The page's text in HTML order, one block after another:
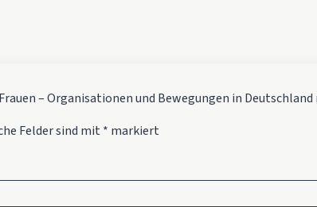
– Organisationen und Bewegungen in Deutschland
Felder sind mit * markiert